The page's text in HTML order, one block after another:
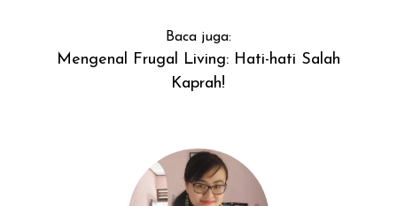
Baca juga:
Mengenal Frugal Living: Hati-hati Salah
Kaprah!